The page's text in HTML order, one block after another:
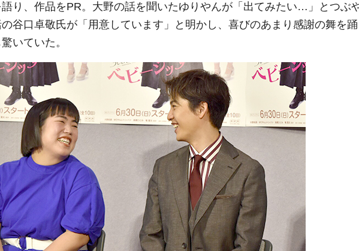
り、作品をPR。大野の話を聞いたゆりやんが「出てみたい…」とつぶ
谷口卓敬氏が「用意しています」と明かし、喜びのあまり感謝の舞を
いていた。